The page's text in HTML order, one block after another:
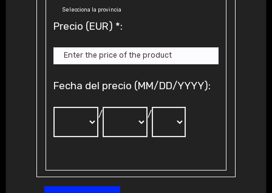
Selecciona la provincia
Precio (EUR) *:
Fecha del precio (MM/DD/YYYY):
/ /